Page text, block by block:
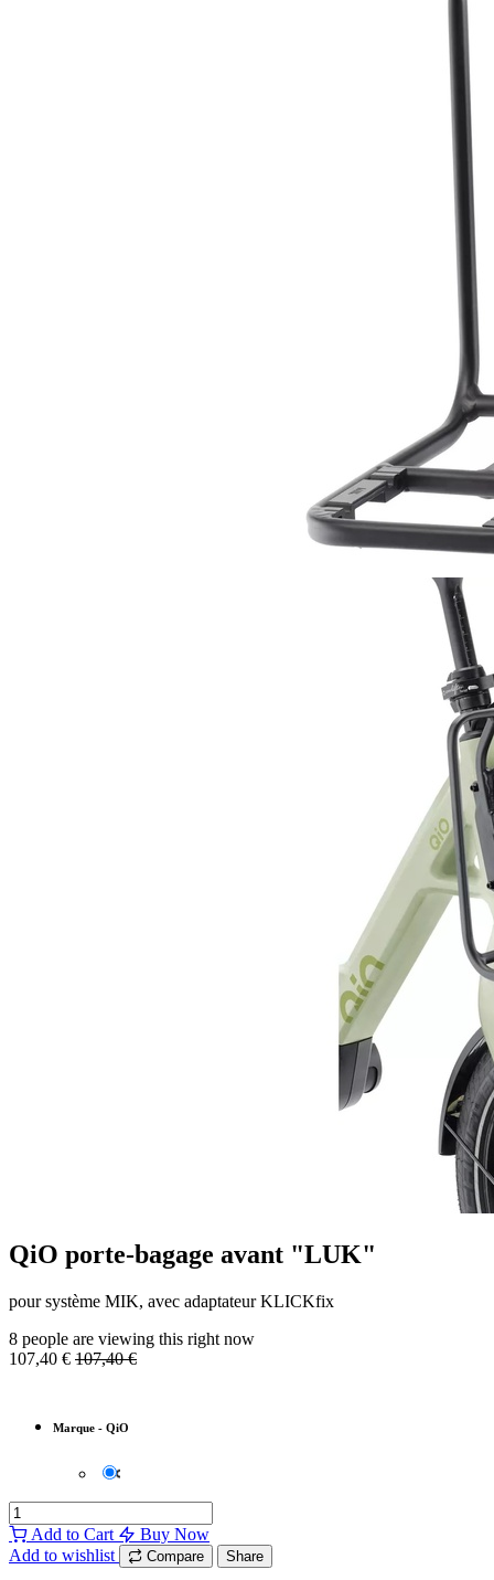
QiO porte-bagage avant "LUK"
pour système MIK, avec adaptateur KLICKfix
8 people are viewing this right now
107,40 € 107,40€
Marque - QiO
Add to Cart
Buy Now
Add to wishlist
Compare Share